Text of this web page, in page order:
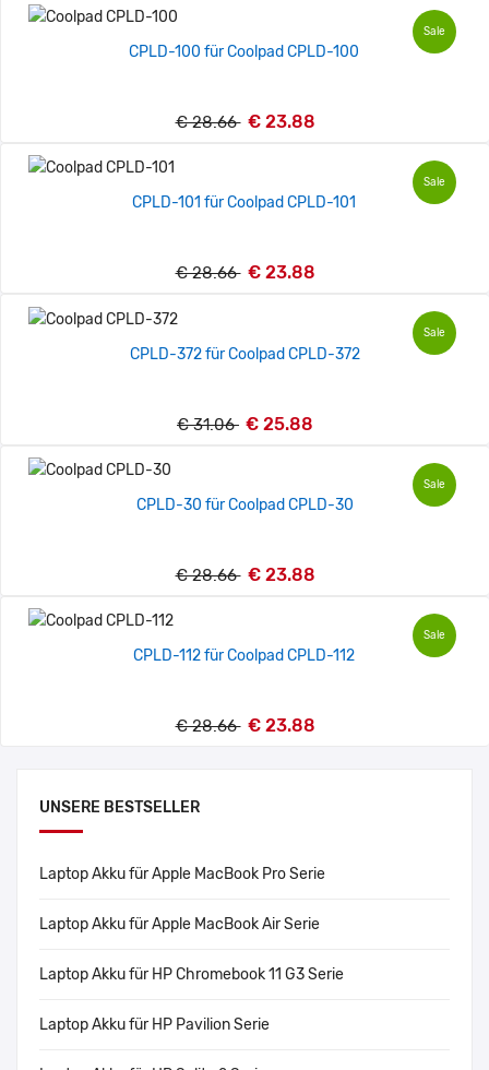
UNSERE BESTSELLER
Laptop Akku für Apple MacBook Pro Serie
Laptop Akku für Apple MacBook Air Serie
Laptop Akku für HP Chromebook 11 G3 Serie
Laptop Akku für HP Pavilion Serie
Sale
CPLD-100 für Coolpad CPLD-100
€ 28.66 € 23.88
Sale
CPLD-101 für Coolpad CPLD-101
€ 28.66 € 23.88
Sale
CPLD-372 für Coolpad CPLD-372
€ 31.06 € 25.88
Sale
CPLD-30 für Coolpad CPLD-30
€ 28.66 € 23.88
Sale
CPLD-112 für Coolpad CPLD-112
€ 28.66 € 23.88